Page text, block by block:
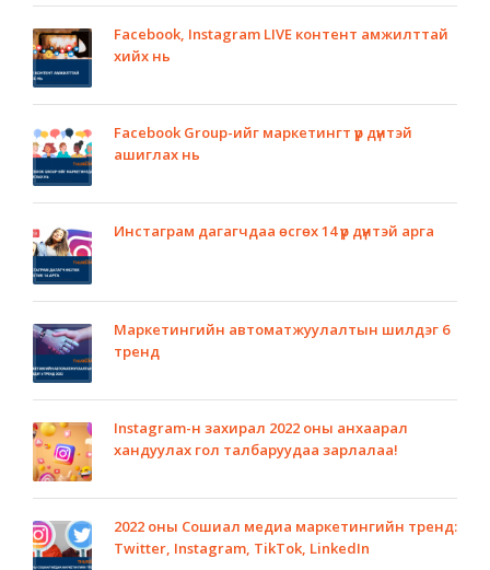
Facebook, Instagram LIVE контент амжилттай
хийх нь
Facebook Group-ийг маркетингт үр дүнтэй
ашиглах нь
Инстаграм дагагчдаа өсгөх 14 үр дүнтэй арга
Маркетингийн автоматжуулалтын шилдэг 6
тренд
Instagram-н захирал 2022 оны анхаарал
хандуулах гол талбаруудаа зарлалаа!
2022 оны Сошиал медиа маркетингийн тренд:
Twitter, Instagram, TikTok, LinkedIn